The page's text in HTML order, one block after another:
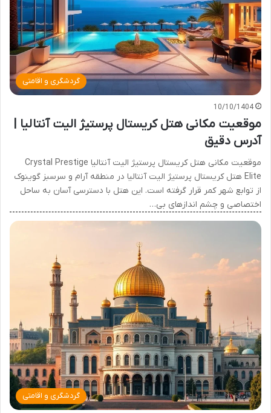
گردشگری و اقامتی
10/10/1404
موقعیت مکانی هتل کریستال پرستیژ الیت آنتالیا |
آدرس دقیق
موقعیت مکانی هتل کریستال پرستیژ الیت آنتالیا Crystal Prestige
Elite هتل کریستال پرستیژ الیت آنتالیا در منطقه آرام و سرسبز گوینوک
از توابع شهر کمر قرار گرفته است. این هتل با دسترسی آسان به ساحل
اختصاصی و چشم اندازهای بی…
گردشگری و اقامتی